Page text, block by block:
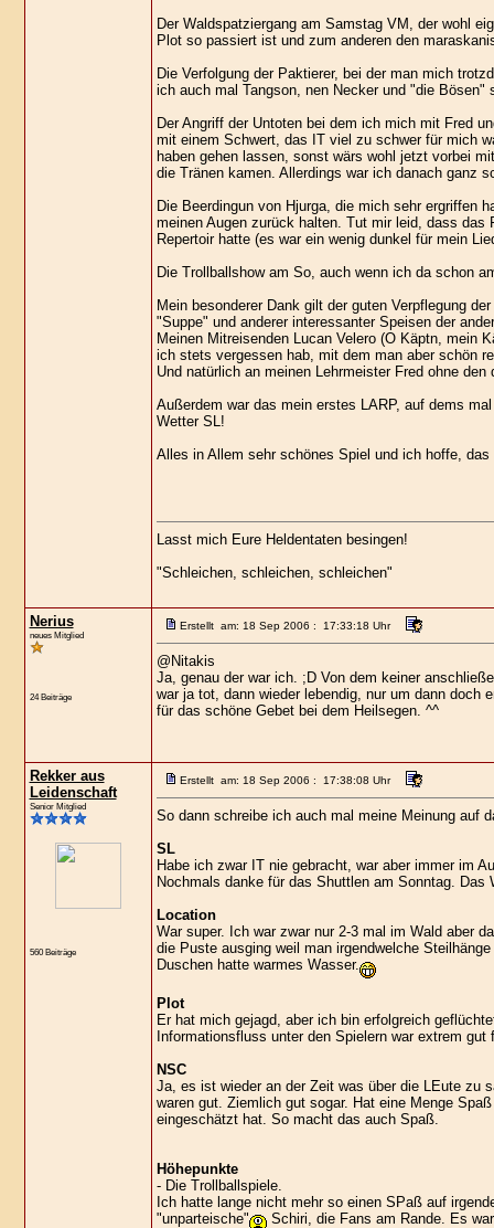
Der Waldspatziergang am Samstag VM, der wohl
Plot so passiert ist und zum anderen den
Die Verfolgung der Paktierer, bei der man mich
ich auch mal Tangson, nen Necker und "die Bösen"
Der Angriff der Untoten bei dem ich mich mit Fred
mit einem Schwert, das IT viel zu schwer für mich
haben gehen lassen, sonst wärs wohl jetzt vorbei
die Tränen kamen. Allerdings war ich danach ganz
Die Beerdingun von Hjurga, die mich sehr ergriffen
meinen Augen zurück halten. Tut mir leid, dass
Repertoir hatte (es war ein wenig dunkel für mein
Die Trollballshow am So, auch wenn ich da schon
Mein besonderer Dank gilt der guten Verpflegung
"Suppe" und anderer interessanter Speisen der
Meinen Mitreisenden Lucan Velero (O Käptn, mein
ich stets vergessen hab, mit dem man aber schön
Und natürlich an meinen Lehrmeister Fred ohne
Außerdem war das mein erstes LARP, auf dems
Wetter SL!
Alles in Allem sehr schönes Spiel und ich hoffe,
Lasst mich Eure Heldentaten besingen!
"Schleichen, schleichen, schleichen"
Nerius
neues Mitglied
24 Beiträge
Erstellt am: 18 Sep 2006 : 17:33:18 Uhr
@Nitakis
Ja, genau der war ich. ;D Von dem keiner
war ja tot, dann wieder lebendig, nur um dann doch
für das schöne Gebet bei dem Heilsegen. ^^
Rekker aus
Leidenschaft
Senior Mitglied
560 Beiträge
Erstellt am: 18 Sep 2006 : 17:38:08 Uhr
So dann schreibe ich auch mal meine Meinung auf
SL
Habe ich zwar IT nie gebracht, war aber immer im
Nochmals danke für das Shuttlen am Sonntag. Das
Location
War super. Ich war zwar nur 2-3 mal im Wald aber
die Puste ausging weil man irgendwelche
Duschen hatte warmes Wasser.
Plot
Er hat mich gejagd, aber ich bin erfolgreich
Informationsfluss unter den Spielern war extrem gut
NSC
Ja, es ist wieder an der Zeit was über die LEute zu
waren gut. Ziemlich gut sogar. Hat eine Menge
eingeschätzt hat. So macht das auch Spaß.
Höhepunkte
- Die Trollballspiele.
Ich hatte lange nicht mehr so einen SPaß auf
"unparteische"
Schiri, die Fans am Rande. Es